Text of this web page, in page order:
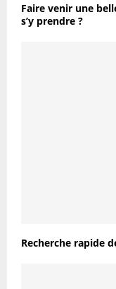
Faire venir une
s’y prendre ?
Recherche rapide